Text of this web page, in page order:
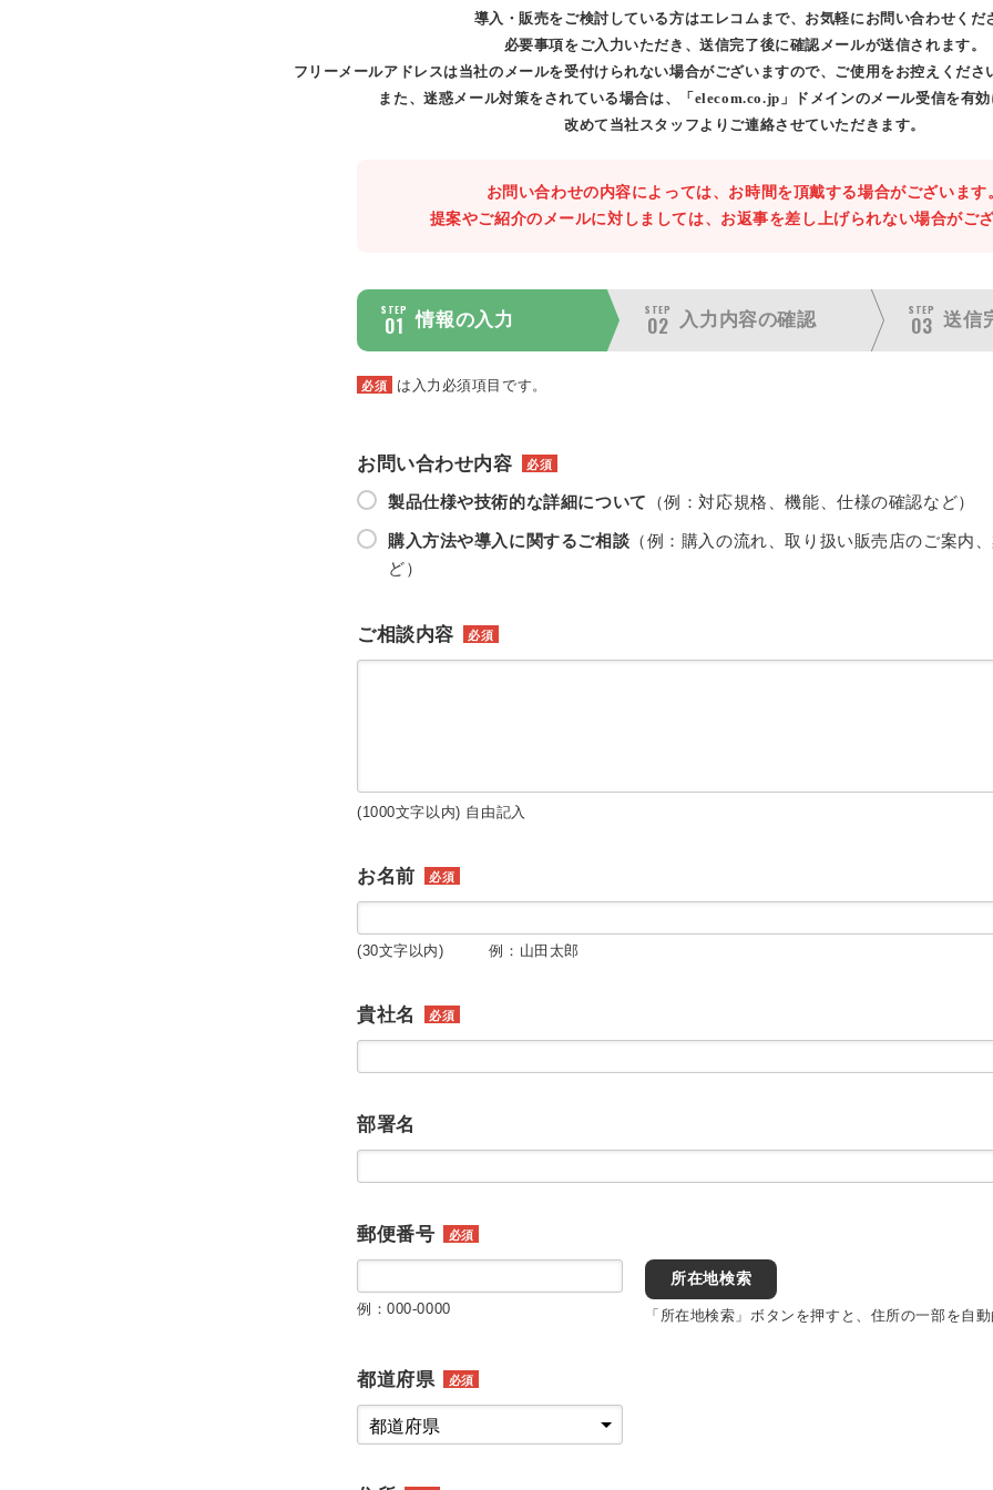
導入・販売をご検討している方はエレコムまで、お気軽にお問い合わせくだ
必要事項をご入力いただき、送信完了後に確認メールが送信されます。
フリーメールアドレスは当社のメールを受付けられない場合がございますので、ご使用をお控えくださ
また、迷惑メール対策をされている場合は、「elecom.co.jp」ドメインのメール受信を有効
改めて当社スタッフよりご連絡させていただきます。
お問い合わせの内容によっては、お時間を頂戴する場合がございます
提案やご紹介のメールに対しましては、お返事を差し上げられない場合がござ
STEP
01 情報の入力
STEP
02 入力内容の確認
STEP
03 送信
必須 は入力必須項目です。
お問い合わせ内容 必須
製品仕様や技術的な詳細について （例：対応規格、機能、仕様の確認など）
購入方法や導入に関するご相談 （例：購入の流れ、取り扱い販売店のご案内
ど）
ご相談内容 必須
(1000文字以内) 自由記入
お名前 必須
(30文字以内) 例：山田太郎
貴社名 必須
部署名
郵便番号 必須
例：000-0000
所在地検索
「所在地検索」ボタンを押すと、住所の一部を自動
都道府県 必須